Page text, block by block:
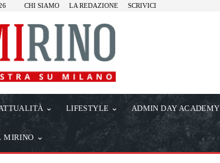
CHI SIAMO LA REDAZIONE SCRIVICI
LIFESTYLE ADMIN DAY ACADEMY
MIRINO